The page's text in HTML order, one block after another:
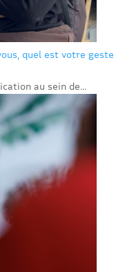
quel est votre geste
au sein de...